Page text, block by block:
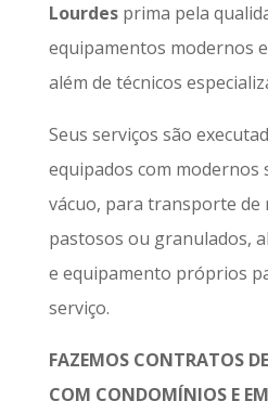
Lourdesprima pela
equipamentos modernos
além de técnicos
Seus serviços são
equipados com modernos
vácuo, para transporte de
pastosos ou granulados,
e equipamento próprios
serviço.
FAZEMOS CONTRATOS
COM CONDOMÍNIOS E